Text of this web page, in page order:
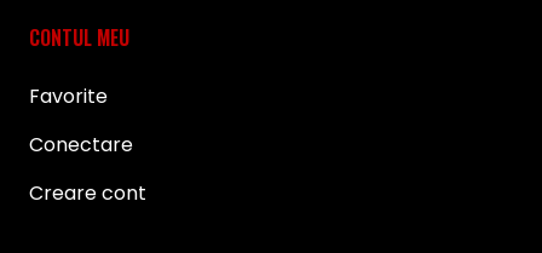
CONTUL MEU
Favorite
Conectare
Creare cont